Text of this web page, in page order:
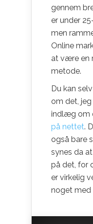
gennem
er under
men
Online
at være en
metode.
Du kan
om det,
indlæg om
på nettet.
også bare
synes da
på det, for
er virkelig
noget med